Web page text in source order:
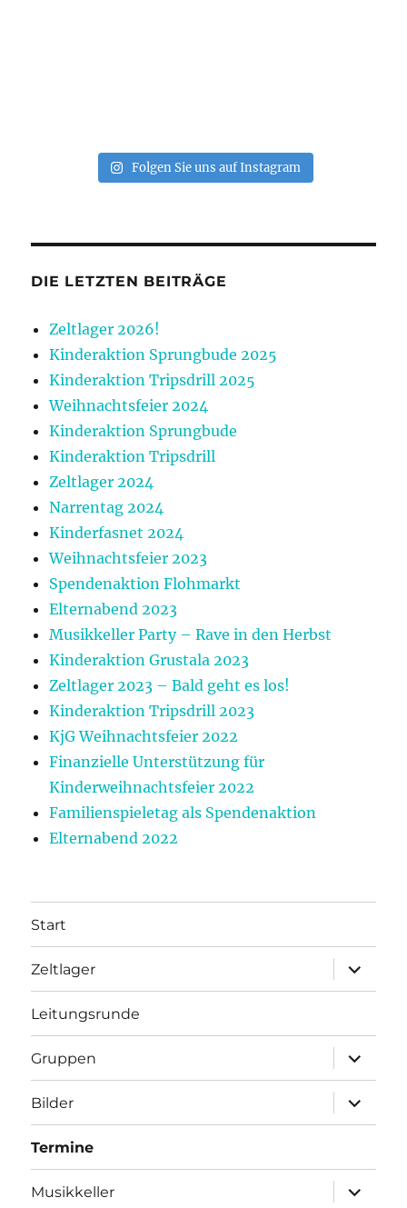
Folgen Sie uns auf Instagram
DIE LETZTEN BEITRÄGE
Zeltlager 2026!
Kinderaktion Sprungbude 2025
Kinderaktion Tripsdrill 2025
Weihnachtsfeier 2024
Kinderaktion Sprungbude
Kinderaktion Tripsdrill
Zeltlager 2024
Narrentag 2024
Kinderfasnet 2024
Weihnachtsfeier 2023
Spendenaktion Flohmarkt
Elternabend 2023
Musikkeller Party – Rave in den Herbst
Kinderaktion Grustala 2023
Zeltlager 2023 – Bald geht es los!
Kinderaktion Tripsdrill 2023
KjG Weihnachtsfeier 2022
Finanzielle Unterstützung für
Kinderweihnachtsfeier 2022
Familienspieletag als Spendenaktion
Elternabend 2022
Start
Zeltlager
anzeigen
Leitungsrunde
Gruppen
anzeigen
Bilder
anzeigen
Termine
Musikkeller
anzeigen